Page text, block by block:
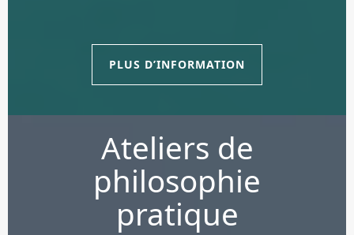
PLUS D’INFORMATION
Ateliers de
philosophie
pratique